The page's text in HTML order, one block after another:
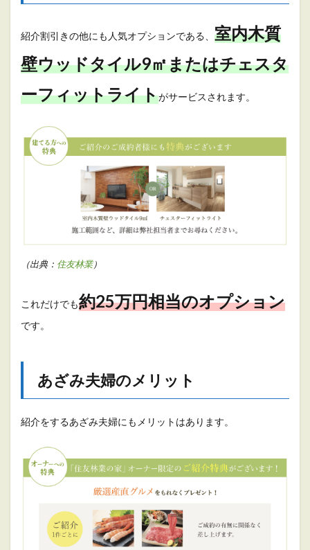
紹介割引きの他にも人気オプションである、 室内木質
壁ウッドタイル9㎡またはチェスタ
ーフィットライトがサービスされます。
（出典： 住友林業）
これだけでも約25万円相当のオプション
です。
あざみ夫婦のメリット
紹介をするあざみ夫婦にもメリットはあります。